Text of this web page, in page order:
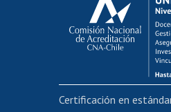
Postulación al
Cursos internos
Bienestar del
Portal de
Certificación en